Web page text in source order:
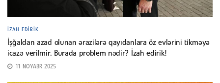
İZAH EDIRIK
İşğaldan azad olunan ərazilərə qayıdanlara öz evlərini tikməyə
icazə verilmir. Burada problem nədir? İzah edirik!
11 NOYABR 2025